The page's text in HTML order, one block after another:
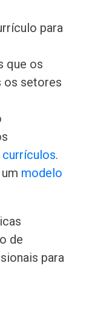
para
que os
os setores
currículos.
modelo
de
para